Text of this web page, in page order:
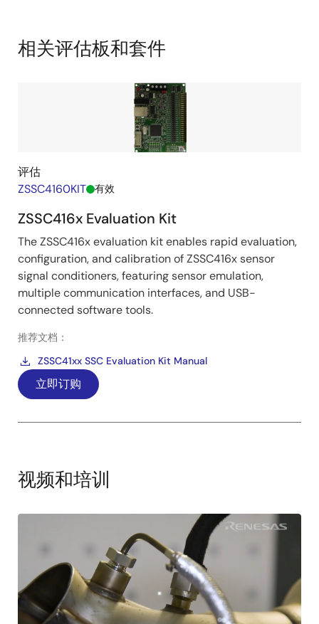
Diagram
相关评估板和套件
评估
ZSSC4160KIT
有效
ZSSC416x Evaluation Kit
The ZSSC416x evaluation kit enables rapid evaluation,
configuration, and calibration of ZSSC416x sensor
signal conditioners, featuring sensor emulation,
multiple communication interfaces, and USB-
connected software tools.
推荐文档：
ZSSC41xx SSC Evaluation Kit Manual
立即订购
视频和培训